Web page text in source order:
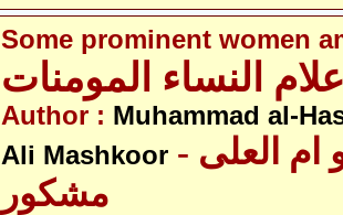
Some prominent women
النساء المومنات
Author : Muhammad al-
Ali Mashkoor - محمد الحسن و ام العلی
مشکور